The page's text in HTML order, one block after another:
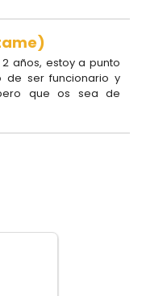
años, estoy a punto
de ser funcionario y
que os sea de